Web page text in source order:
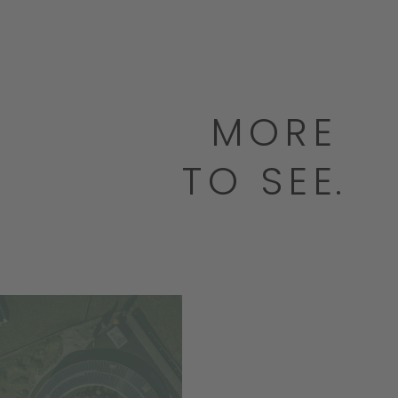
MORE
TO SEE